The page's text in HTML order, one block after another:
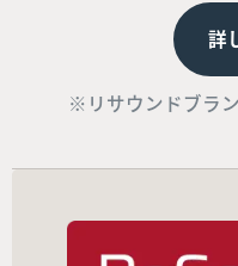
詳
※リサウンドブラ